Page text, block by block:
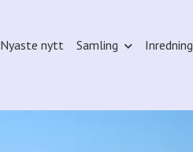
Nyaste nytt Samling Inredning